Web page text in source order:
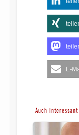
E-
Auch interessant